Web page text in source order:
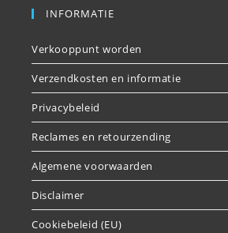
INFORMATIE
Verkooppunt worden
Verzendkosten en informatie
Privacybeleid
Reclames en retourzending
Algemene voorwaarden
Disclaimer
Cookiebeleid (EU)